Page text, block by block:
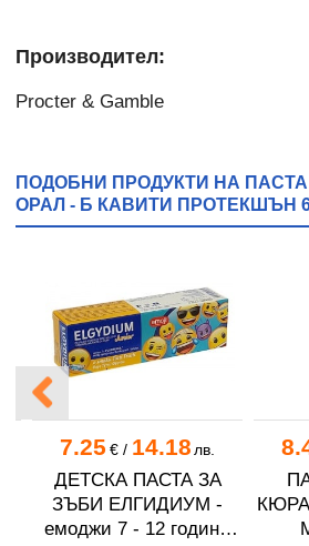
Производител:
Procter & Gamble
ПОДОБНИ ПРОДУКТИ НА
ОРАЛ - Б КАВИТИ ПРОТЕКШЪН
7.25 €/ 14.18 лв.
ДЕТСКА ПАСТА ЗА
ЗЪБИ ЕЛГИДИУМ -
емоджи 7 - 12 години